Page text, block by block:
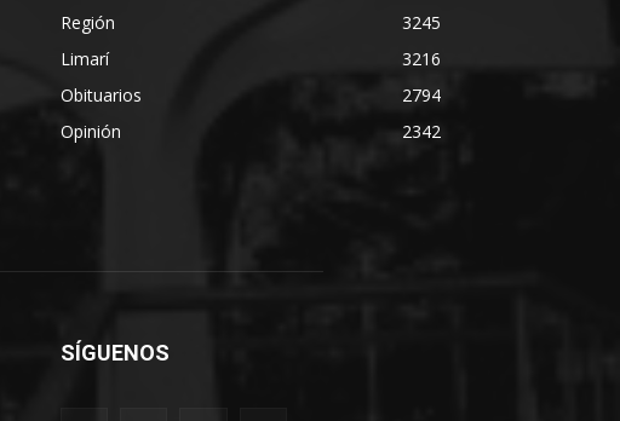
Región
3245
Limarí
3216
Obituarios
2794
Opinión
2342
SÍGUENOS